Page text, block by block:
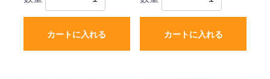
カートに入れる カートに入れる